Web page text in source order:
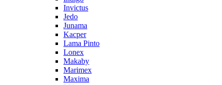
Invictus
Jedo
Junama
Kacper
Lama Pinto
Lonex
Makaby
Marimex
Maxima